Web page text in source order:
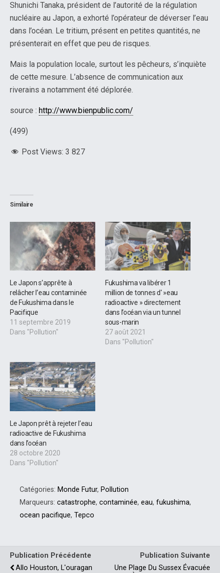
Shunichi Tanaka, président de l’autorité de la régulation
nucléaire au Japon, a exhorté l’opérateur de déverser l’eau
dans l’océan. Le tritium, présent en petites quantités, ne
présenterait en effet que peu de risques.
Mais la population locale, surtout les pêcheurs, s’inquiète
de cette mesure. L’absence de communication aux
riverains a notamment été déplorée.
source : http://www.bienpublic.com/
(499)
Post Views: 3 827
Similaire
Le Japon s’apprête à
relâcher l’eau contaminée
de Fukushima dans le
Pacifique
11 septembre 2019
Dans "Pollution"
Fukushima va libérer 1
million de tonnes d' »eau
radioactive » directement
dans l’océan via un tunnel
sous-marin
27 août 2021
Dans "Pollution"
Le Japon prêt à rejeter l’eau
radioactive de Fukushima
dans l’océan
28 octobre 2020
Dans "Pollution"
Catégories: Monde Futur, Pollution
Marqueurs: catastrophe, contaminée, eau, fukushima,
ocean pacifique, Tepco
Publication Précédente
Allo Houston, L'ouragan
Publication Suivante
Une Plage Du Sussex Évacuée